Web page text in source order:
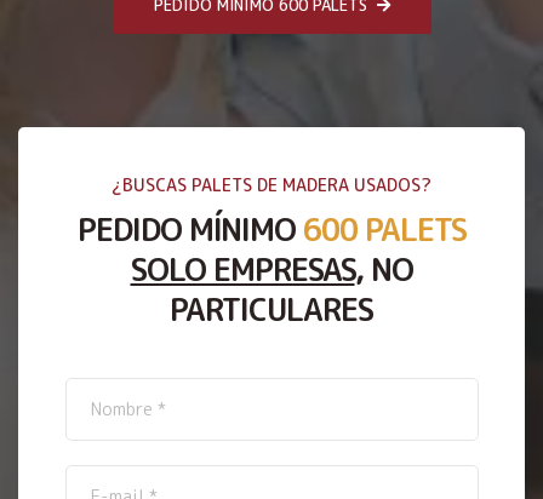
PEDIDO MÍNIMO 600 PALETS
¿BUSCAS PALETS DE MADERA USADOS?
PEDIDO MÍNIMO 600 PALETS
SOLO EMPRESAS, NO
PARTICULARES